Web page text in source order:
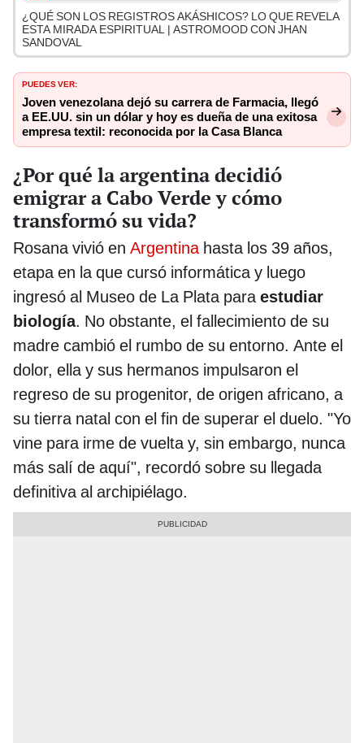
¿QUÉ SON LOS REGISTROS AKÁSHICOS? LO QUE REVELA
ESTA MIRADA ESPIRITUAL | ASTROMOOD CON JHAN
SANDOVAL
PUEDES VER:
Joven venezolana dejó su carrera de Farmacia, llegó
a EE.UU. sin un dólar y hoy es dueña de una exitosa
empresa textil: reconocida por la Casa Blanca
¿Por qué la argentina decidió
emigrar a Cabo Verde y cómo
transformó su vida?
Rosana vivió en Argentinahasta los 39 años,
etapa en la que cursó informática y luego
ingresó al Museo de La Plata paraestudiar
biología. No obstante, el fallecimiento de su
madre cambió el rumbo de su entorno. Ante el
dolor, ella y sus hermanos impulsaron el
regreso de su progenitor, de origen africano, a
su tierra natal con el fin de superar el duelo. "Yo
vine para irme de vuelta y, sin embargo, nunca
más salí de aquí", recordó sobre su llegada
definitiva al archipiélago.